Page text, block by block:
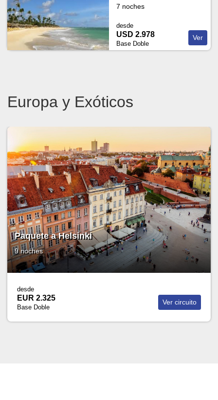
7 noches
desde
USD 2.978
Base Doble
Ver
Europa y Exóticos
Paquete a Helsinki
9 noches
desde
EUR 2.325
Base Doble
Ver circuito